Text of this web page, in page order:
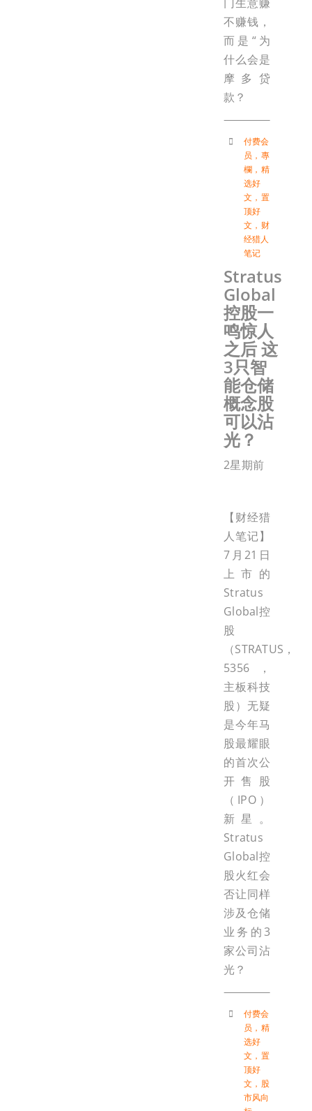
不赚钱，
而是“为
什么会是
摩多贷
款？
付费会
员 ， 專
欄 ， 精
选好
文 ， 置
顶好
文 ， 财
经猎人
笔记
Stratus
Global
控股一
鸣惊人
之后 这
3只智
能仓储
概念股
可以沾
光？
2星期前
【财经猎
人笔记】
7月21日
上市的
Stratus
Global控
股
（STRATUS，
5356，
主板科技
股）无疑
是今年马
股最耀眼
的首次公
开售股
（IPO）
新星。
Stratus
Global控
股火红会
否让同样
涉及仓储
业务的3
家公司沾
光？
付费会
员 ， 精
选好
文 ， 置
顶好
文 ， 股
市风向